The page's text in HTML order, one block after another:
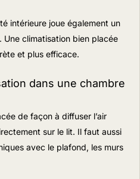
intérieure joue également un
Une climatisation bien placée
et plus efficace.
dans une chambre
de façon à diffuser l’air
sur le lit. Il faut aussi
avec le plafond, les murs